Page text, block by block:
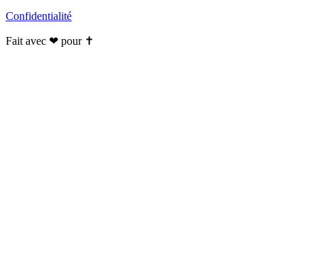
Confidentialité
Fait avec ❤ pour ✝️️